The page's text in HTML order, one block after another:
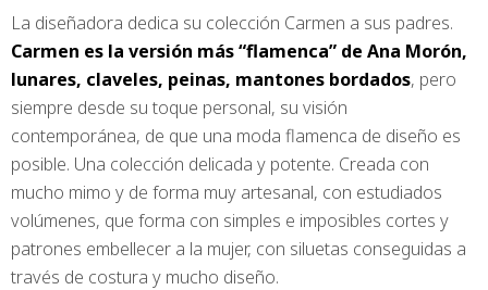
La diseñadora dedica su colección Carmen a sus padres.
Carmen es la versión más “flamenca” de Ana Morón,
lunares, claveles, peinas, mantones bordados, pero
siempre desde su toque personal, su visión
contemporánea, de que una moda flamenca de diseño es
posible. Una colección delicada y potente. Creada con
mucho mimo y de forma muy artesanal, con estudiados
volúmenes, que forma con simples e imposibles cortes y
patrones embellecer a la mujer, con siluetas conseguidas a
través de costura y mucho diseño.